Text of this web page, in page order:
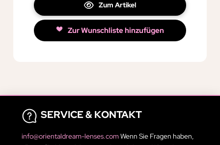
Zum Artikel
Zur Wunschliste hinzufügen
SERVICE & KONTAKT
info@orientaldream-lenses.comWenn Sie Fragen haben,